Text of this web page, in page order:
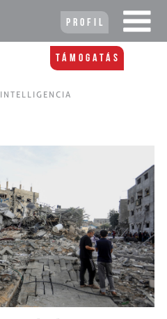
Profil
Támogatás